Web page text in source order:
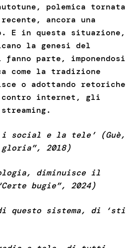
polemica tornata
ancora una
E in questa situazione,
la genesi del
fanno parte, imponendosi
come la tradizione
o adottando retoriche
internet, gli
i social e la tele’ (Guè,
gloria”, 2018)
diminuisce il
bugie”, 2024)
questo sistema, di ‘sti